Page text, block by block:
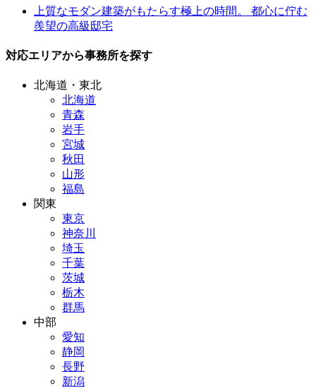
上質なモダン建築がもたらす極上の時間。 都心に佇む
羨望の高級邸宅
対応エリアから事務所を探す
北海道・東北
北海道
青森
岩手
宮城
秋田
山形
福島
関東
東京
神奈川
埼玉
千葉
茨城
栃木
群馬
中部
愛知
静岡
長野
新潟